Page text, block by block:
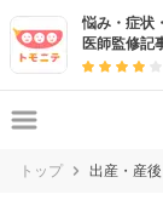
悩み・症状
医師監修記
トップ 出産・産後